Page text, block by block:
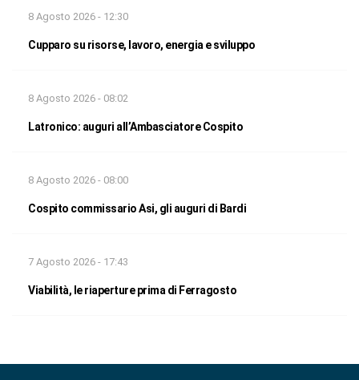
8 Agosto 2026 - 12:30
Cupparo su risorse, lavoro, energia e sviluppo
8 Agosto 2026 - 08:02
Latronico: auguri all’Ambasciatore Cospito
8 Agosto 2026 - 08:00
Cospito commissario Asi, gli auguri di Bardi
7 Agosto 2026 - 17:43
Viabilità, le riaperture prima di Ferragosto